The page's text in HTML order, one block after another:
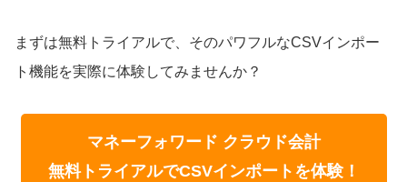
まずは無料トライアルで、そのパワフルなCSVインポー
ト機能を実際に体験してみませんか？
マネーフォワード クラウド会計
無料トライアルでCSVインポートを体験！